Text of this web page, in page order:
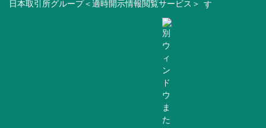
日本取引所グループ＜適時開示情報閲覧サービス＞